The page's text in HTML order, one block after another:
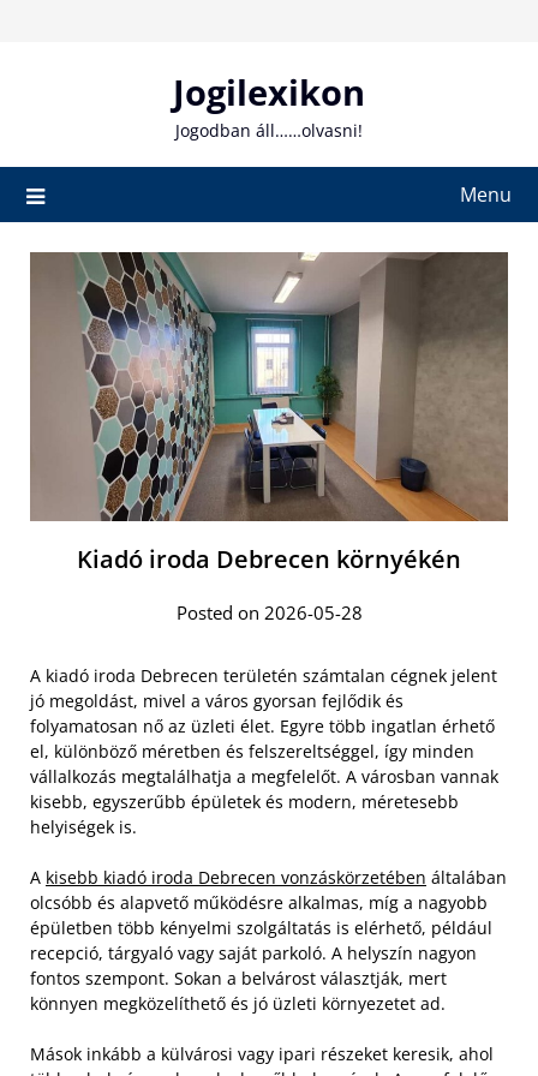
Jogilexikon
Jogodban áll……olvasni!
Menu
Kiadó iroda Debrecen környékén
Posted on 2026-05-28
A kiadó iroda Debrecen területén számtalan cégnek jelent
jó megoldást, mivel a város gyorsan fejlődik és
folyamatosan nő az üzleti élet. Egyre több ingatlan érhető
el, különböző méretben és felszereltséggel, így minden
vállalkozás megtalálhatja a megfelelőt. A városban vannak
kisebb, egyszerűbb épületek és modern, méretesebb
helyiségek is.
A kisebb kiadó iroda Debrecen vonzáskörzetében általában
olcsóbb és alapvető működésre alkalmas, míg a nagyobb
épületben több kényelmi szolgáltatás is elérhető, például
recepció, tárgyaló vagy saját parkoló. A helyszín nagyon
fontos szempont. Sokan a belvárost választják, mert
könnyen megközelíthető és jó üzleti környezetet ad.
Mások inkább a külvárosi vagy ipari részeket keresik, ahol